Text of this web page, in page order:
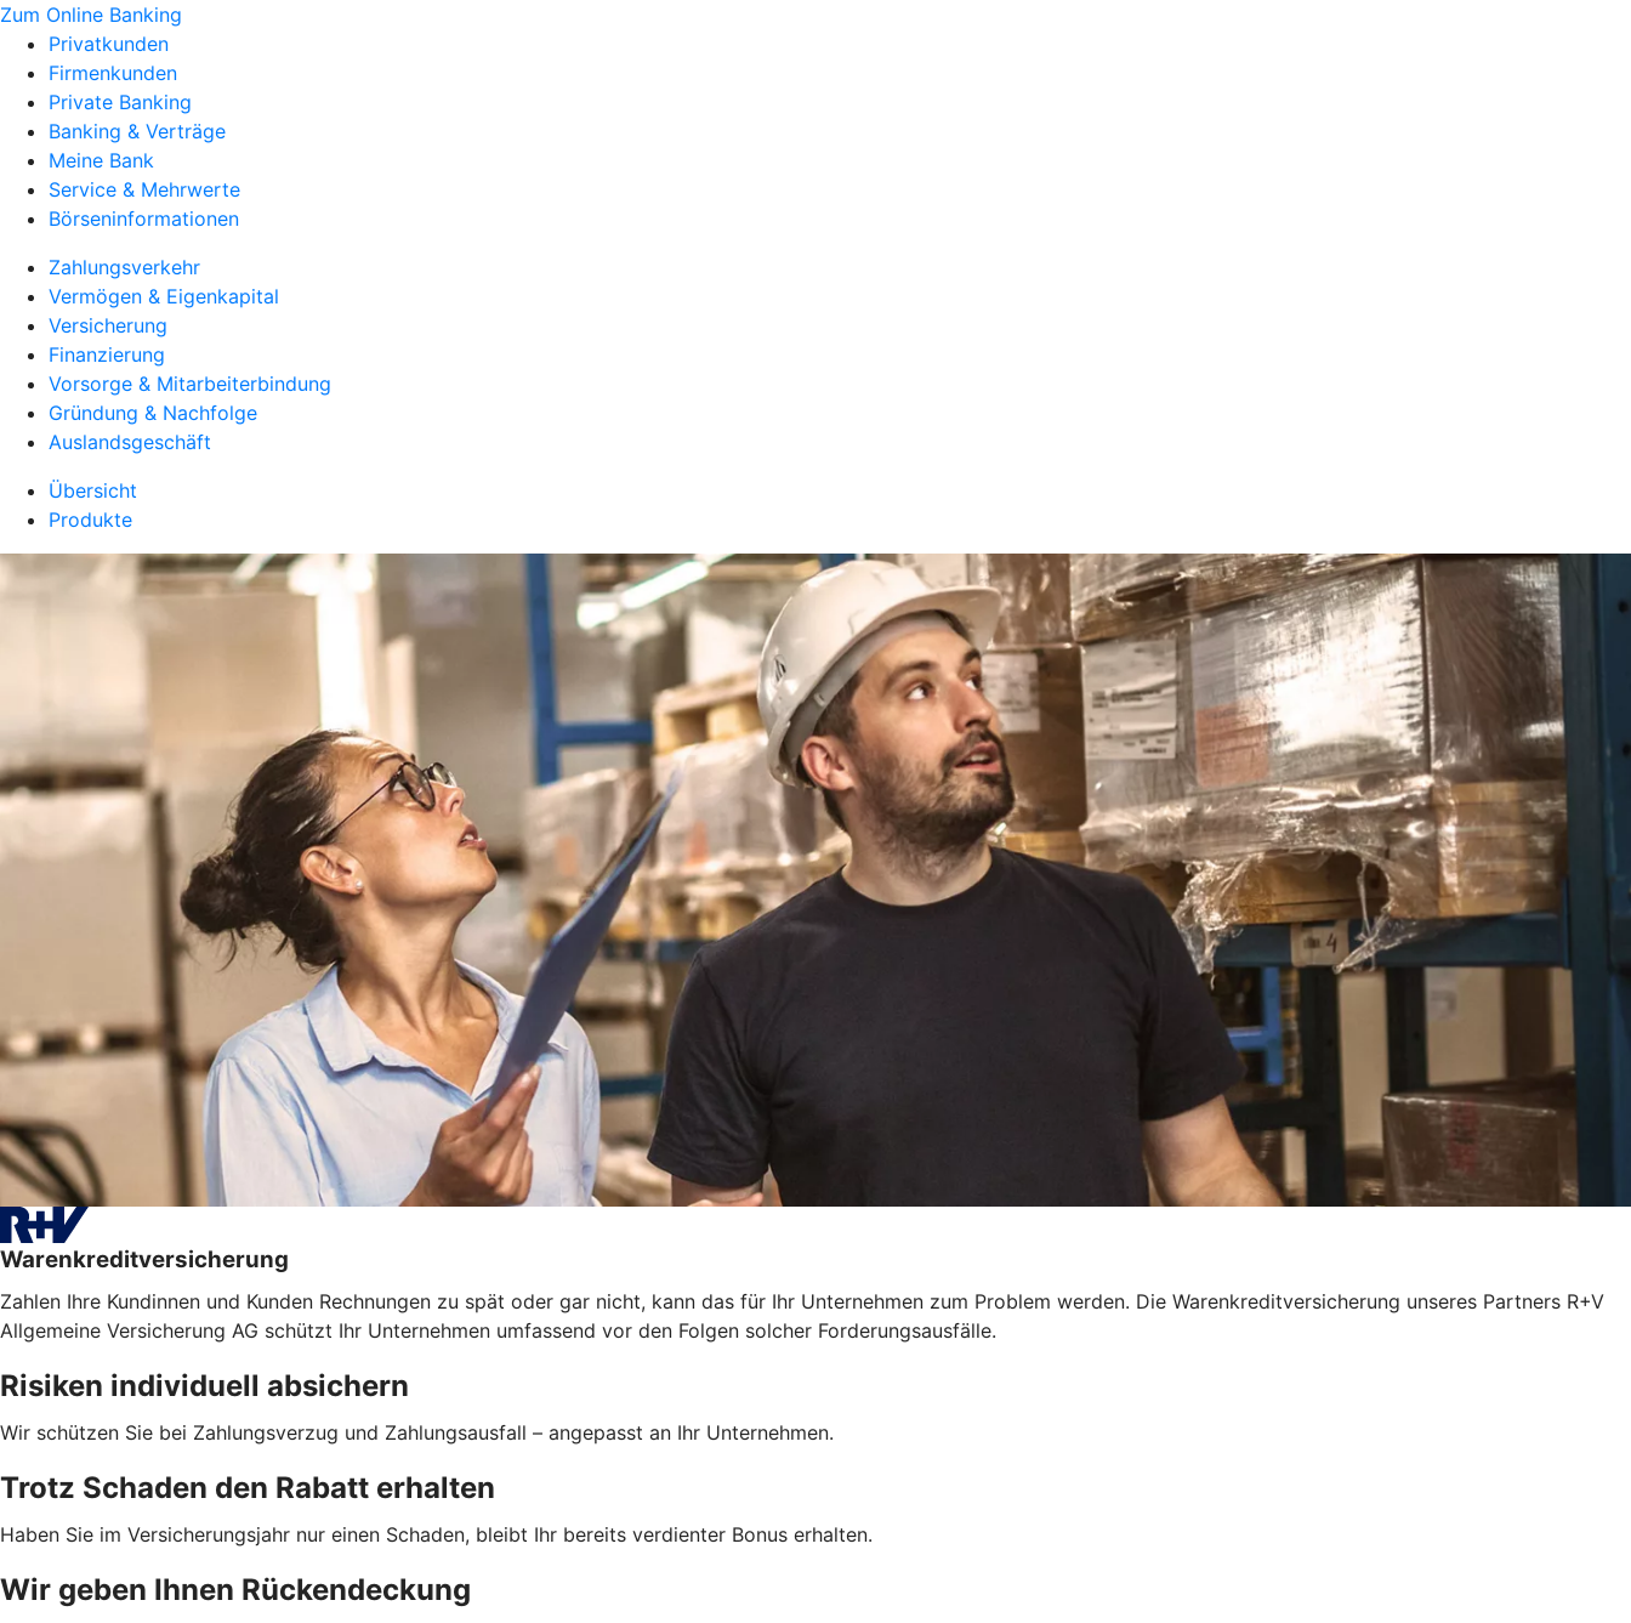
Zum Online Banking
Privatkunden
Firmenkunden
Private Banking
Banking & Verträge
Meine Bank
Service & Mehrwerte
Börseninformationen
Zahlungsverkehr
Vermögen & Eigenkapital
Versicherung
Finanzierung
Vorsorge & Mitarbeiterbindung
Gründung & Nachfolge
Auslandsgeschäft
Übersicht
Produkte
Warenkreditversicherung
Zahlen Ihre Kundinnen und Kunden Rechnungen zu spät oder gar nicht, kann das für Ihr Unternehmen zum Problem werden. Die Warenkreditversicherung unseres Partners R+V
Allgemeine Versicherung AG schützt Ihr Unternehmen umfassend vor den Folgen solcher Forderungsausfälle.
Risiken individuell absichern
Wir schützen Sie bei Zahlungsverzug und Zahlungsausfall – angepasst an Ihr Unternehmen.
Trotz Schaden den Rabatt erhalten
Haben Sie im Versicherungsjahr nur einen Schaden, bleibt Ihr bereits verdienter Bonus erhalten.
Wir geben Ihnen Rückendeckung